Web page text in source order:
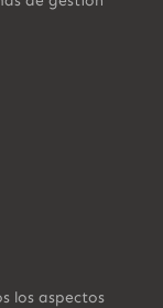
los aspectos